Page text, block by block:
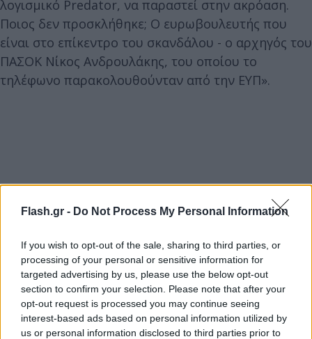
Flash.gr - Do Not Process My Personal Information
If you wish to opt-out of the sale, sharing to third parties, or
processing of your personal or sensitive information for
targeted advertising by us, please use the below opt-out
section to confirm your selection. Please note that after your
opt-out request is processed you may continue seeing
interest-based ads based on personal information utilized by
us or personal information disclosed to third parties prior to
λογισμικό Predator, να παραστεί στην ακρόαση.
Ποιος δεν προσκλήθηκε; Ο ευρωβουλευτής που
είναι στο επίκεντρο του σκανδάλου - ο αρχηγός του
ΠΑΣΟΚ Νίκος Ανδρουλάκης, του οποίου το
τηλέφωνο παρακολουθούνταν από την ΕΥΠ».